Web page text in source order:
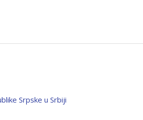
Srpske u Srbiji